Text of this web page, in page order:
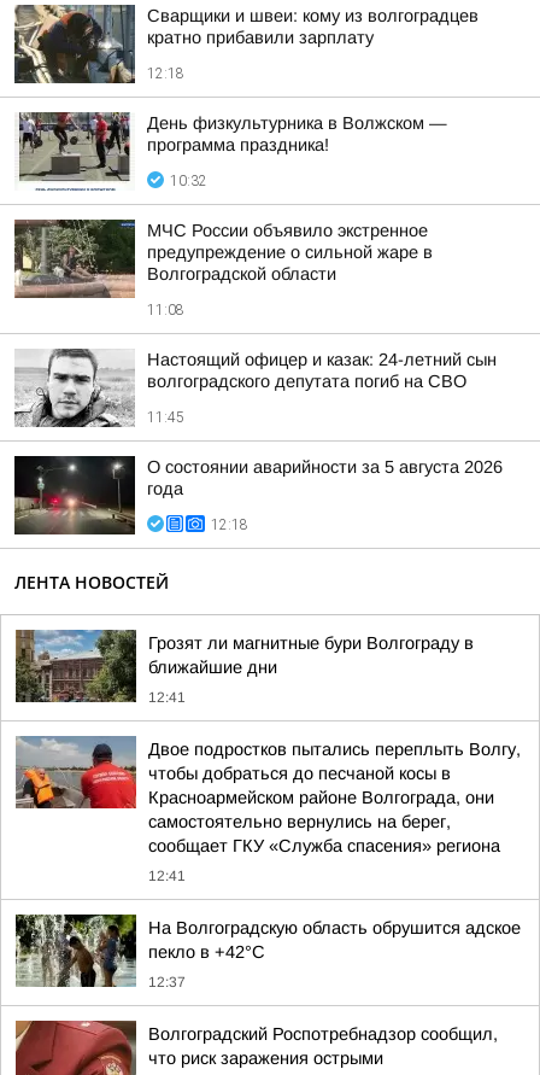
Сварщики и швеи: кому из волгоградцев
кратно прибавили зарплату
12:18
День физкультурника в Волжском —
программа праздника!
10:32
МЧС России объявило экстренное
предупреждение о сильной жаре в
Волгоградской области
11:08
Настоящий офицер и казак: 24-летний сын
волгоградского депутата погиб на СВО
11:45
О состоянии аварийности за 5 августа 2026
года
12:18
ЛЕНТА НОВОСТЕЙ
Грозят ли магнитные бури Волгограду в
ближайшие дни
12:41
Двое подростков пытались переплыть Волгу,
чтобы добраться до песчаной косы в
Красноармейском районе Волгограда, они
самостоятельно вернулись на берег,
сообщает ГКУ «Служба спасения» региона
12:41
На Волгоградскую область обрушится адское
пекло в +42°C
12:37
Волгоградский Роспотребнадзор сообщил,
что риск заражения острыми